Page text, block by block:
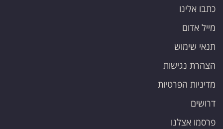
כתבו אלינו
מייל אדום
תנאי שימוש
הצהרת נגישות
מדיניות הפרטיות
דרושים
פרסמו אצלנו